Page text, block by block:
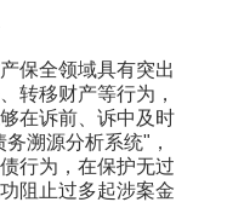
保全领域具有突出
转移财产等行为，
在诉前、诉中及时
溯源分析系统"，
行为，在保护无过
阻止过多起涉案金